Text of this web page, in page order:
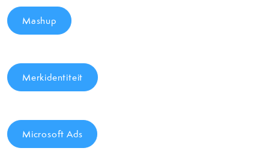
Mashup
Merkidentiteit
Microsoft Ads